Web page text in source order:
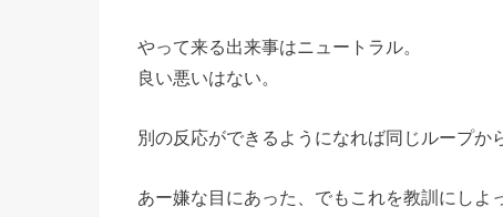
やって来る出来事はニュートラル。
良い悪いはない。
別の反応ができるようになれば同じループか
あー嫌な目にあった、でもこれを教訓にしよ